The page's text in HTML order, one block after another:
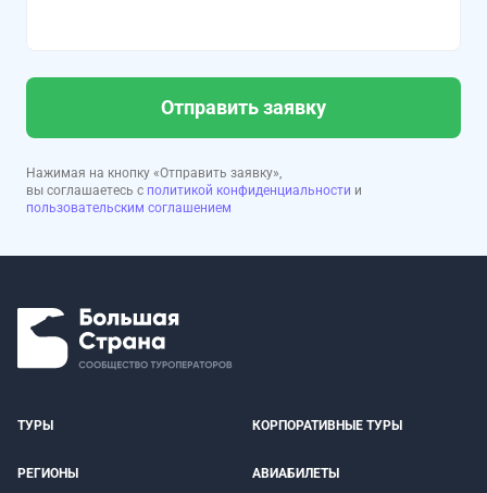
Отправить заявку
Нажимая на кнопку «Отправить заявку»,
вы соглашаетесь с политикой конфиденциальности и
пользовательским соглашением
ТУРЫ КОРПОРАТИВНЫЕ ТУРЫ
РЕГИОНЫ АВИАБИЛЕТЫ